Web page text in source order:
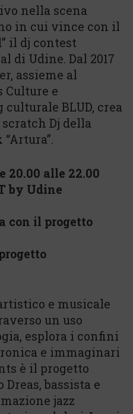
nella scena
in cui vince con il
il dj contest
di Udine. Dal 2017
assieme al
Culture e
culturale BLUD, crea
Dj della
20.00 alle 22.00
by Udine
con il progetto
e musicale
un uso
esplora i confini
e immaginari
è il progetto
bassista e
jazz